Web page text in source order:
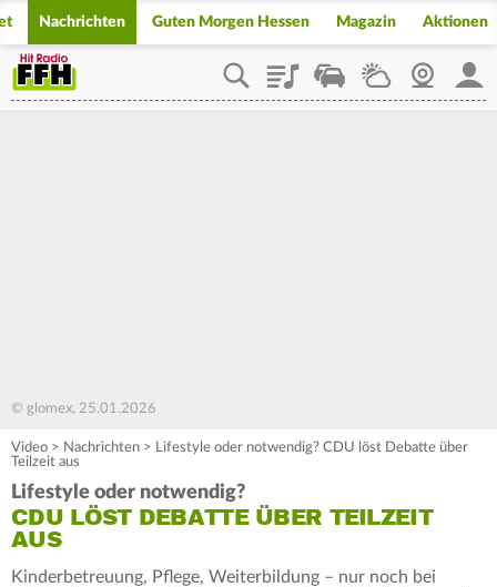
Nachrichten Guten Morgen Hessen Magazin Aktionen
PlaylistStaupilotWetterWebcam
© glomex, 25.01.2026
Video > Nachrichten > Lifestyle oder notwendig? CDU löst Debatte über
Teilzeit aus
Lifestyle oder notwendig?
CDU LÖST DEBATTE ÜBER TEILZEIT
AUS
Kinderbetreuung, Pflege, Weiterbildung – nur noch bei